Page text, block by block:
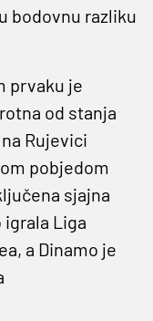
bodovnu razliku
prvaku je
od stanja
Rujevici
pobjedom
sjajna
Liga
a Dinamo je